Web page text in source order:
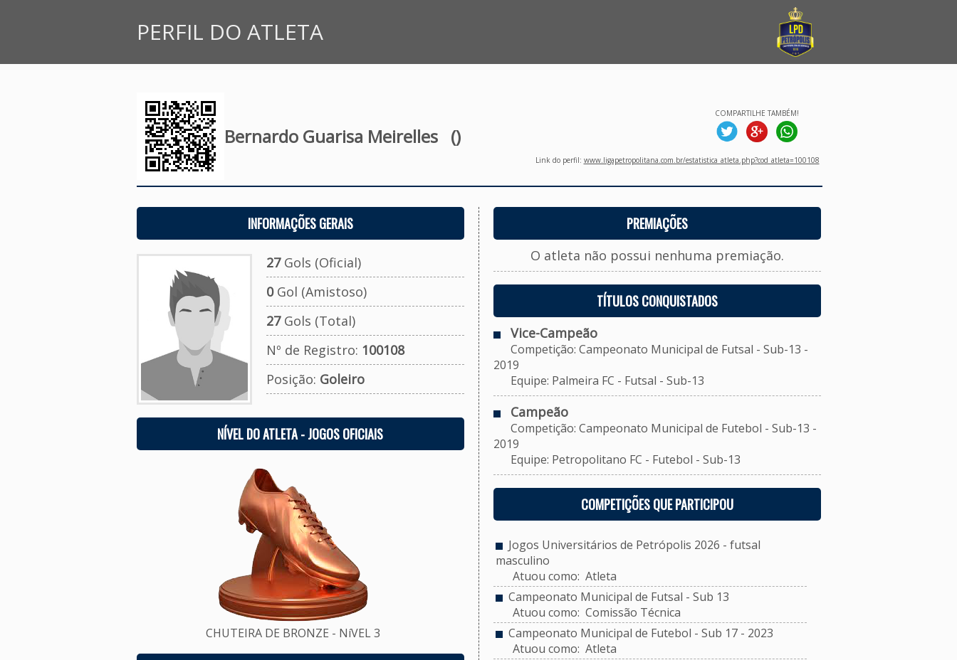
PERFIL DO ATLETA
Bernardo Guarisa Meirelles ()
COMPARTILHE TAMBÉM!
Link do perfil: www.ligapetropolitana.com.br/estatistica_atleta.php?cod_atleta=100108
INFORMAÇÕES GERAIS
27Gols (Oficial)
0Gol (Amistoso)
27Gols (Total)
Nº de Registro: 100108
Posição: Goleiro
NÍVEL DO ATLETA - JOGOS OFICIAIS
CHUTEIRA DE BRONZE - NíVEL 3
PREMIAÇÕES
O atleta não possui nenhuma premiação.
TÍTULOS CONQUISTADOS
Vice-Campeão
Competição: Campeonato Municipal de Futsal - Sub-13 -
2019
Equipe: Palmeira FC - Futsal - Sub-13
Campeão
Competição: Campeonato Municipal de Futebol - Sub-13 -
2019
Equipe: Petropolitano FC - Futebol - Sub-13
COMPETIÇÕES QUE PARTICIPOU
Jogos Universitários de Petrópolis 2026 - futsal
masculino
Atuou como: Atleta
Campeonato Municipal de Futsal - Sub 13
Atuou como: Comissão Técnica
Campeonato Municipal de Futebol - Sub 17 - 2023
Atuou como: Atleta